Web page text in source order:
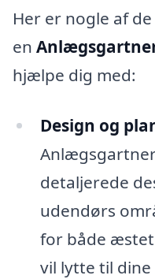
Her er nogle af
en
hjælpe dig med:
Design og
detaljerede
udendørs
for både
vil lytte til